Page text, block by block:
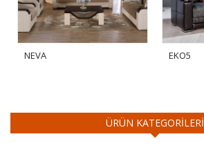
NEVA EKO5
ÜRÜN KATEGORİLERİ